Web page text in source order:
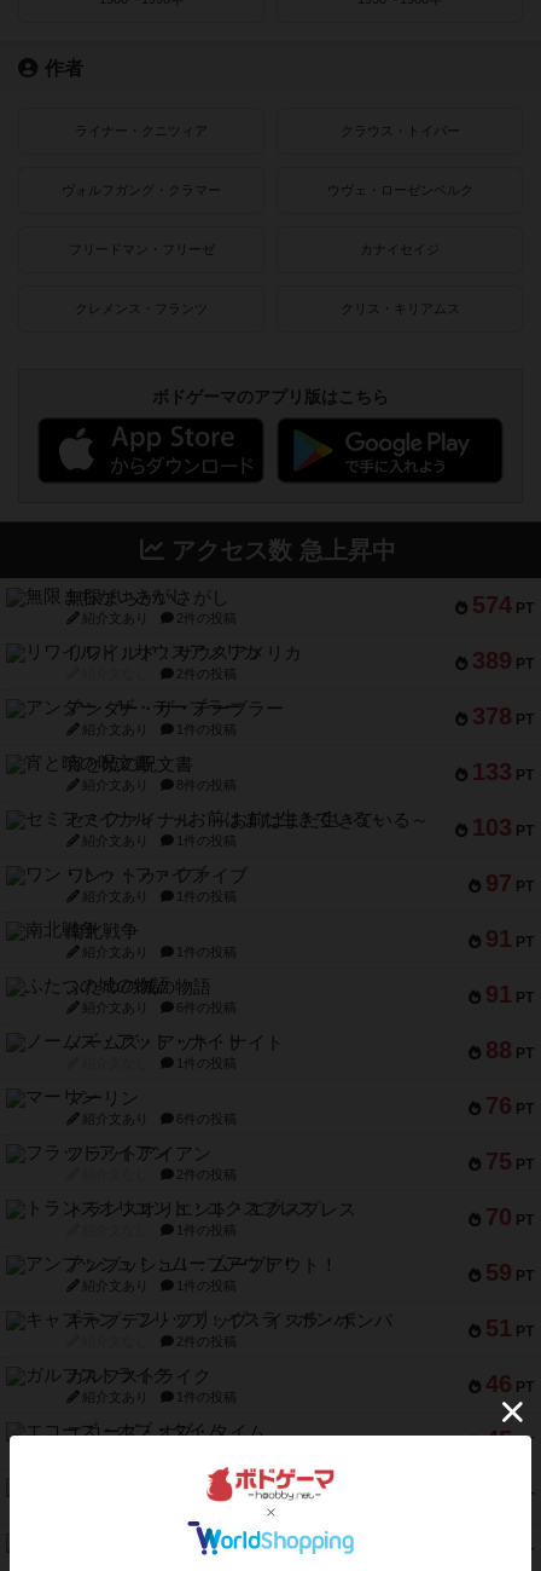
作者
ライナー・クニツィア クラウス・トイバー
ヴォルフガング・クラマー ウヴェ・ローゼンベルク
フリードマン・フリーゼ カナイセイジ
クレメンス・フランツ クリス・キリアムス
ボドゲーマのアプリ版はこちら
アクセス数 急上昇中
574 PT
無限まちがいさがし
紹介文あり 2件の投稿
389 PT
リワイルド：サウスアメリカ
2件の投稿
378 PT
アンダー・ザ・テーブラー
紹介文あり 1件の投稿
133 PT
宵と暁の呪文書
紹介文あり 8件の投稿
103 PT
セミファイナル ～お前はまだ生きている～
紹介文あり 1件の投稿
97 PT
ワン・トゥ・ファイブ
紹介文あり 1件の投稿
91 PT
南北戦争
紹介文あり 1件の投稿
91 PT
ふたつの城の物語
紹介文あり 6件の投稿
88 PT
ノームズ・アット・ナイト
1件の投稿
76 PT
マーリン
紹介文あり 6件の投稿
75 PT
フラットアイアン
2件の投稿
70 PT
トランスオリエント・エクスプレス
1件の投稿
59 PT
アンブッシュ！：ムーブアウト！
紹介文あり 1件の投稿
51 PT
キャプテン・フリップ：イスラ・ボンバ
2件の投稿
46 PT
ガルフストライク
紹介文あり 1件の投稿
45 PT
エコーズ・オブ・タイム
PT
PT